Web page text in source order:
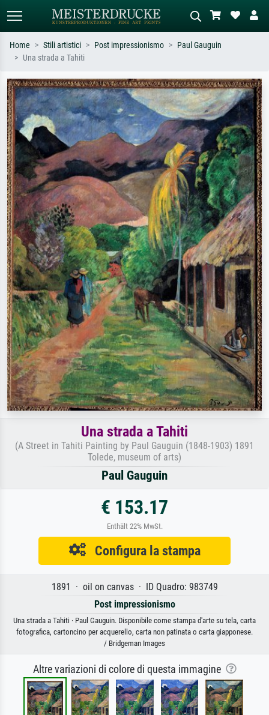
Cerca per artista, titolo o stile – es.
Monet, Notte stellata,
Impressionismo, onda di Hokusai,
nudo.
Descrivi la scena – es. prato verde,
astratto con molto rosso, dipinto a
olio scuro, nudo in piedi vicino a un
albero.
Home Stili artistici Post impressionismo
Paul Gauguin
Una strada a Tahiti
Una strada a Tahiti
(A Street in Tahiti Painting by Paul Gauguin (1848-1903) 1891
Tolede, museum of arts)
Paul Gauguin
€ 153.17
Enthält 22% MwSt.
Configura la stampa
1891 · oil on canvas · ID Quadro: 983749
Post impressionismo
Una strada a Tahiti · Paul Gauguin. Disponibile come stampa d'arte su tela, carta
fotografica, cartoncino per acquerello, carta non patinata o carta giapponese.
/ Bridgeman Images
Altre variazioni di colore di questa immagine